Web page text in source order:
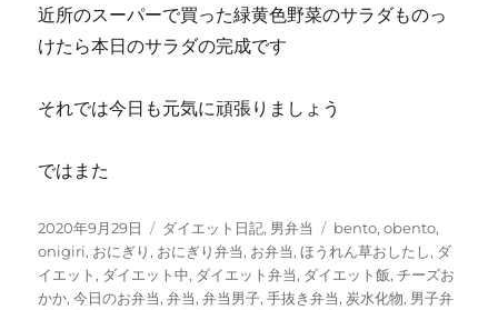
近所のスーパーで買った緑黄色野菜のサラダものっ
けたら本日のサラダの完成です
それでは今日も元気に頑張りましょう
ではまた
投
稿
日:
2020年9月29日
カ
テ
ゴ
リ
ダイエット日記, 男弁当
タ
グ
bento,obento,
onigiri, おにぎり, おにぎり弁当, お弁当,ほうれん草おしたし, ダ
イエット, ダイエット中, ダイエット弁当, ダイエット飯,チーズお
かか,今日のお弁当,弁当,弁当男子,手抜き弁当,炭水化物, 男子弁